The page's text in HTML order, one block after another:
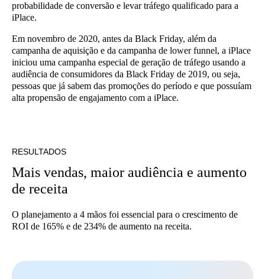
probabilidade de conversão e levar tráfego qualificado para a
iPlace.
Em novembro de 2020, antes da Black Friday, além da
campanha de aquisição e da campanha de lower funnel, a iPlace
iniciou uma campanha especial de geração de tráfego usando a
audiência de consumidores da Black Friday de 2019, ou seja,
pessoas que já sabem das promoções do período e que possuíam
alta propensão de engajamento com a iPlace.
RESULTADOS
Mais vendas, maior audiência e aumento
de receita
O planejamento a 4 mãos foi essencial para o crescimento de
ROI de 165% e de 234% de aumento na receita.